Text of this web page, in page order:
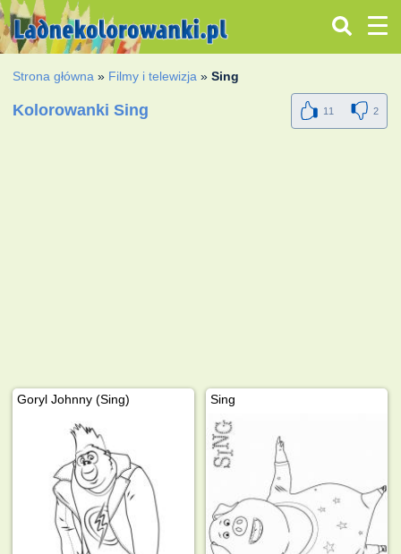
Strona główna » Filmy i telewizja »Sing
Kolorowanki Sing 11 2
Goryl Johnny (Sing) Sing